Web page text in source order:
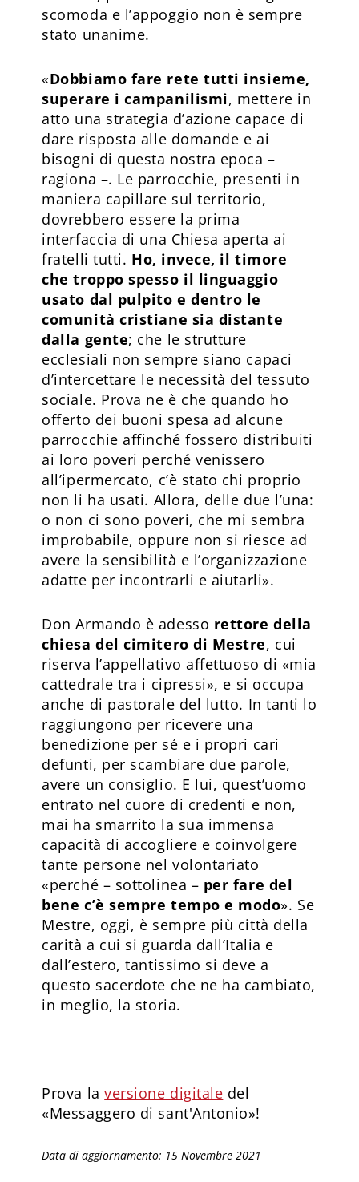
scomoda e l’appoggio non è sempre
stato unanime.
«Dobbiamo fare rete tutti insieme,
superare i campanilismi, mettere in
atto una strategia d’azione capace di
dare risposta alle domande e ai
bisogni di questa nostra epoca –
ragiona –. Le parrocchie, presenti in
maniera capillare sul territorio,
dovrebbero essere la prima
interfaccia di una Chiesa aperta ai
fratelli tutti. Ho, invece, il timore
che troppo spesso il linguaggio
usato dal pulpito e dentro le
comunità cristiane sia distante
dalla gente; che le strutture
ecclesiali non sempre siano capaci
d’intercettare le necessità del tessuto
sociale. Prova ne è che quando ho
offerto dei buoni spesa ad alcune
parrocchie affinché fossero distribuiti
ai loro poveri perché venissero
all’ipermercato, c’è stato chi proprio
non li ha usati. Allora, delle due l’una:
o non ci sono poveri, che mi sembra
improbabile, oppure non si riesce ad
avere la sensibilità e l’organizzazione
adatte per incontrarli e aiutarli».
Don Armando è adesso rettore della
chiesa del cimitero di Mestre, cui
riserva l’appellativo affettuoso di «mia
cattedrale tra i cipressi», e si occupa
anche di pastorale del lutto. In tanti lo
raggiungono per ricevere una
benedizione per sé e i propri cari
defunti, per scambiare due parole,
avere un consiglio. E lui, quest’uomo
entrato nel cuore di credenti e non,
mai ha smarrito la sua immensa
capacità di accogliere e coinvolgere
tante persone nel volontariato
«perché – sottolinea – per fare del
bene c’è sempre tempo e modo». Se
Mestre, oggi, è sempre più città della
carità a cui si guarda dall’Italia e
dall’estero, tantissimo si deve a
questo sacerdote che ne ha cambiato,
in meglio, la storia.
Prova laversione digitale del
«Messaggero di sant'Antonio»!
Data di aggiornamento: 15 Novembre 2021